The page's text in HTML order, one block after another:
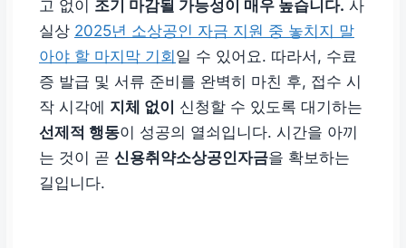
고 없이 조기 마감될 가능성이 매우 높습니다. 사
실상 2025년 소상공인 자금 지원 중 놓치지 말
아야 할 마지막 기회일 수 있어요. 따라서, 수료
증 발급 및 서류 준비를 완벽히 마친 후, 접수 시
작 시각에 지체 없이 신청할 수 있도록 대기하는
선제적 행동이 성공의 열쇠입니다. 시간을 아끼
는 것이 곧 신용취약소상공인자금을 확보하는
길입니다.